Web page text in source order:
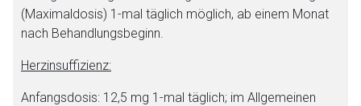
(Maximaldosis) 1-mal täglich möglich, ab einem Monat
nach Behandlungsbeginn.
Herzinsuffizienz:
Anfangsdosis: 12,5 mg 1-mal täglich; im Allgemeinen